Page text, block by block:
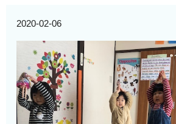
2020-02-06